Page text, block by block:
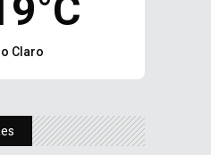
Claro